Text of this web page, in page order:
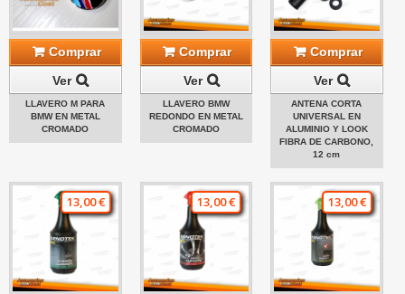
Comprar
Ver
LLAVERO M PARA
BMW EN METAL
CROMADO
Comprar
Ver
LLAVERO BMW
REDONDO EN METAL
CROMADO
Comprar
Ver
ANTENA CORTA
UNIVERSAL EN
ALUMINIO Y LOOK
FIBRA DE CARBONO,
12 cm
13,00 € 13,00 € 13,00 €